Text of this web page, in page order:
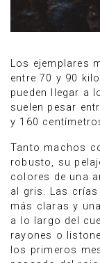
Los ejemplares
entre 70 y 90
pueden llegar a
suelen pesar
y 160
Tanto machos
robusto, su
colores de una
al gris. Las
más claras y
a lo largo del
rayones o
los primeros